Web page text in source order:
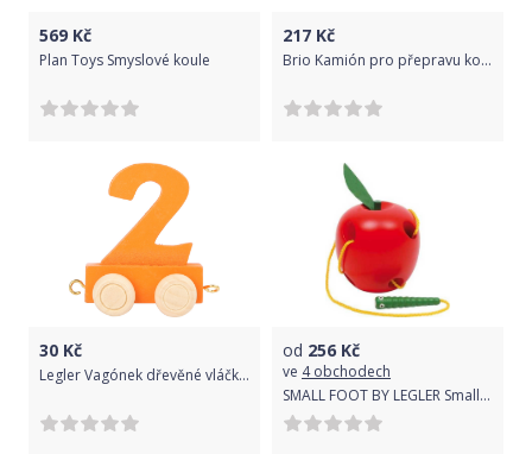
569 Kč
Plan Toys Smyslové koule
217 Kč
Brio Kamión pro přepravu koní s koníkem
30 Kč
Legler Vagónek dřevěné vláčkodráhy - barevné číslice Varianta: 2
od 256 Kč
ve 4 obchodech
SMALL FOOT BY LEGLER Small Foot Dřevěná hra na provlékání jablko na provlékání